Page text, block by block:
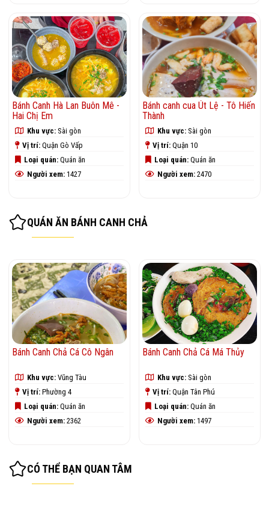
Bánh Canh Hà Lan Buôn Mê -
Hai Chị Em
Khu vực: Sài gòn
Vị trí: Quận Gò Vấp
Loại quán: Quán ăn
Người xem: 1427
Bánh canh cua Út Lệ - Tô Hiến
Thành
Khu vực: Sài gòn
Vị trí: Quận 10
Loại quán: Quán ăn
Người xem: 2470
QUÁN ĂN BÁNH CANH CHẢ
Bánh Canh Chả Cá Cô Ngân
Khu vực: Vũng Tàu
Vị trí: Phường 4
Loại quán: Quán ăn
Người xem: 2362
Bánh Canh Chả Cá Má Thủy
Khu vực: Sài gòn
Vị trí: Quận Tân Phú
Loại quán: Quán ăn
Người xem: 1497
CÓ THỂ BẠN QUAN TÂM